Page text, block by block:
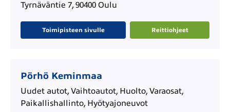
Tyrnäväntie 7, 90400 Oulu
Toimipisteen sivulle Reittiohjeet
Pörhö Keminmaa
Uudet autot, Vaihtoautot, Huolto, Varaosat,
Paikallishallinto, Hyötyajoneuvot